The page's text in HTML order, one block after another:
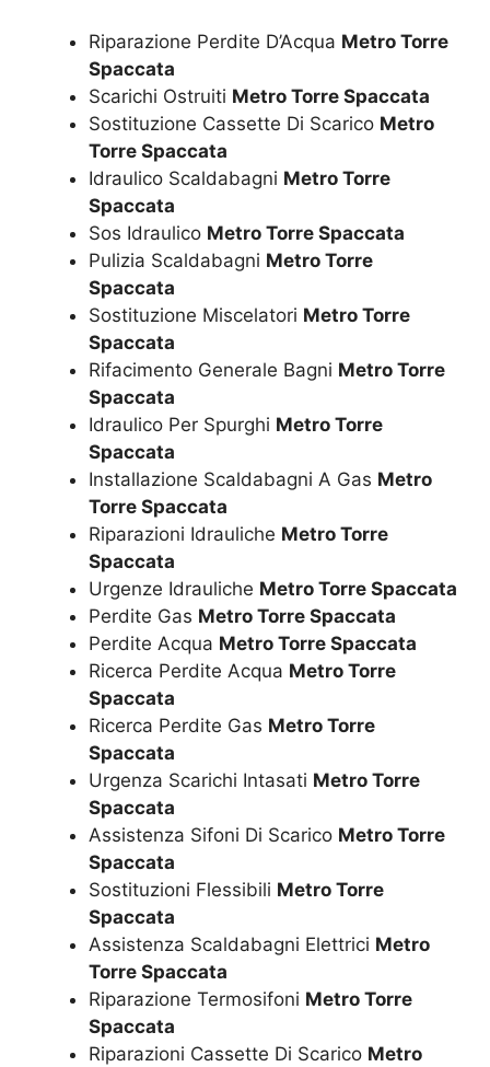
Riparazione Perdite D’Acqua Metro Torre
Spaccata
Scarichi Ostruiti Metro Torre Spaccata
Sostituzione Cassette Di Scarico Metro
Torre Spaccata
Idraulico Scaldabagni Metro Torre
Spaccata
Sos Idraulico Metro Torre Spaccata
Pulizia Scaldabagni Metro Torre
Spaccata
Sostituzione Miscelatori Metro Torre
Spaccata
Rifacimento Generale Bagni Metro Torre
Spaccata
Idraulico Per Spurghi Metro Torre
Spaccata
Installazione Scaldabagni A Gas Metro
Torre Spaccata
Riparazioni Idrauliche Metro Torre
Spaccata
Urgenze Idrauliche Metro Torre Spaccata
Perdite Gas Metro Torre Spaccata
Perdite Acqua Metro Torre Spaccata
Ricerca Perdite Acqua Metro Torre
Spaccata
Ricerca Perdite Gas Metro Torre
Spaccata
Urgenza Scarichi Intasati Metro Torre
Spaccata
Assistenza Sifoni Di Scarico Metro Torre
Spaccata
Sostituzioni Flessibili Metro Torre
Spaccata
Assistenza Scaldabagni Elettrici Metro
Torre Spaccata
Riparazione Termosifoni Metro Torre
Spaccata
Riparazioni Cassette Di Scarico Metro